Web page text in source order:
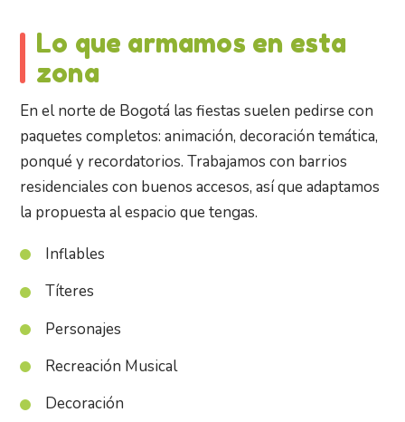
Lo que armamos en esta
zona
En el norte de Bogotá las fiestas suelen pedirse con
paquetes completos: animación, decoración temática,
ponqué y recordatorios. Trabajamos con barrios
residenciales con buenos accesos, así que adaptamos
la propuesta al espacio que tengas.
Inflables
Títeres
Personajes
Recreación Musical
Decoración